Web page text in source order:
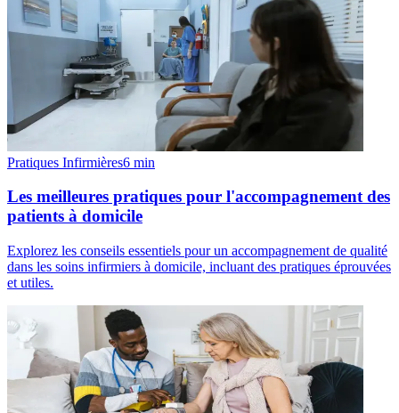
Pratiques Infirmières6 min
Les meilleures pratiques pour l'accompagnement des
patients à domicile
Explorez les conseils essentiels pour un accompagnement de qualité
dans les soins infirmiers à domicile, incluant des pratiques éprouvées
et utiles.